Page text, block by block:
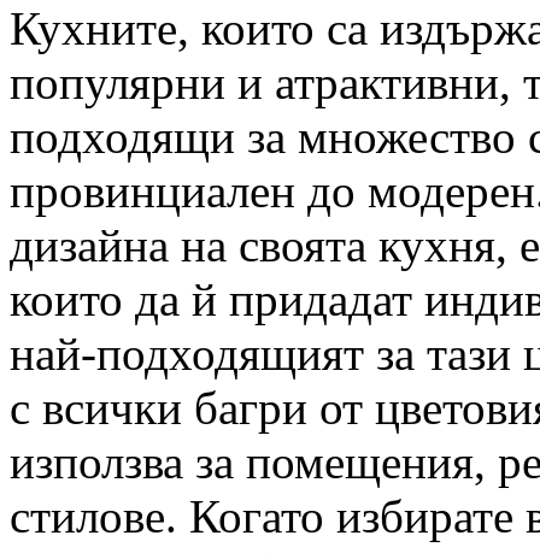
Кухните, които са
популярни и атрактивни,
подходящи за множество
провинциален до
дизайна на своята кухня,
които да й придадат
най-подходящият за тази
с всички багри от
използва за помещения,
стилове. Когато